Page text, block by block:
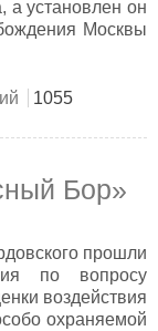
а установлен он
Москвы
1055
Бор»
прошли
по вопросу
воздействия
охраняемой